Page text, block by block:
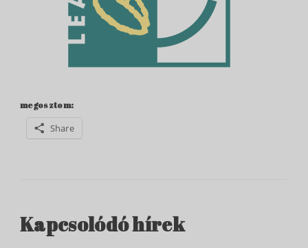
megosztom:
Share
Kapcsolódó hírek